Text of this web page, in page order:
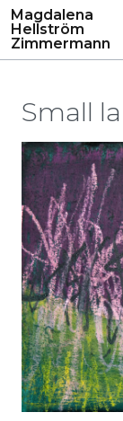
Magdalena
Hellström
Zimmermann
Small